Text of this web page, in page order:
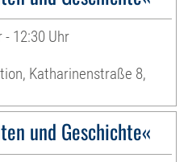
- 12:30 Uhr
Katharinenstraße 8,
und Geschichte«